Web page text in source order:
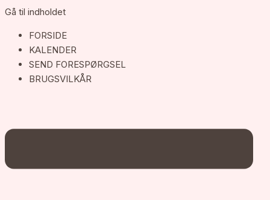
Gå til indholdet
FORSIDE
KALENDER
SEND FORESPØRGSEL
BRUGSVILKÅR